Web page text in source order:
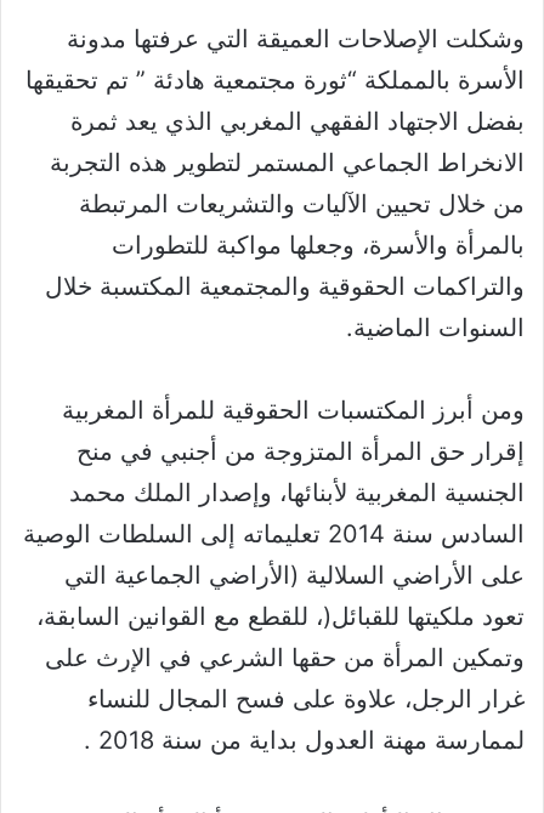
وشكلت الإصلاحات العميقة التي عرفتها مدونة
الأسرة بالمملكة “ثورة مجتمعية هادئة ” تم تحقيقها
بفضل الاجتهاد الفقهي المغربي الذي يعد ثمرة
الانخراط الجماعي المستمر لتطوير هذه التجربة
من خلال تحيين الآليات والتشريعات المرتبطة
بالمرأة والأسرة، وجعلها مواكبة للتطورات
والتراكمات الحقوقية والمجتمعية المكتسبة خلال
السنوات الماضية.
ومن أبرز المكتسبات الحقوقية للمرأة المغربية
إقرار حق المرأة المتزوجة من أجنبي في منح
الجنسية المغربية لأبنائها، وإصدار الملك محمد
السادس سنة 2014 تعليماته إلى السلطات الوصية
على الأراضي السلالية (الأراضي الجماعية التي
تعود ملكيتها للقبائل(، للقطع مع القوانين السابقة،
وتمكين المرأة من حقها الشرعي في الإرث على
غرار الرجل، علاوة على فسح المجال للنساء
لممارسة مهنة العدول بداية من سنة 2018 .